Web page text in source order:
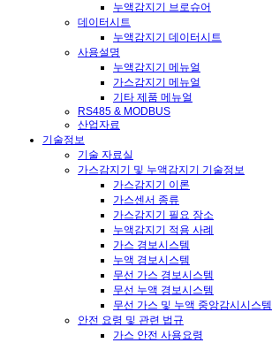
누액감지기 브로슈어
데이터시트
누액감지기 데이터시트
사용설명
누액감지기 메뉴얼
가스감지기 메뉴얼
기타 제품 메뉴얼
RS485 & MODBUS
산업자료
기술정보
기술 자료실
가스감지기 및 누액감지기 기술정보
가스감지기 이론
가스센서 종류
가스감지기 필요 장소
누액감지기 적용 사례
가스 경보시스템
누액 경보시스템
무선 가스 경보시스템
무선 누액 경보시스템
무선 가스 및 누액 중앙감시시스템
안전 요령 및 관련 법규
가스 안전 사용요령